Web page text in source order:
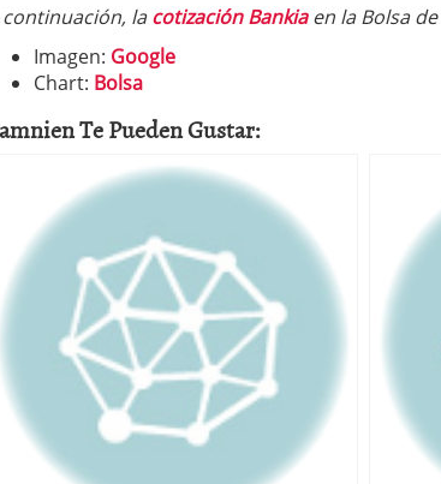
continuación, lacotización Bankiaen la Bolsa de
Imagen: Google
Chart: Bolsa
Te Pueden Gustar: